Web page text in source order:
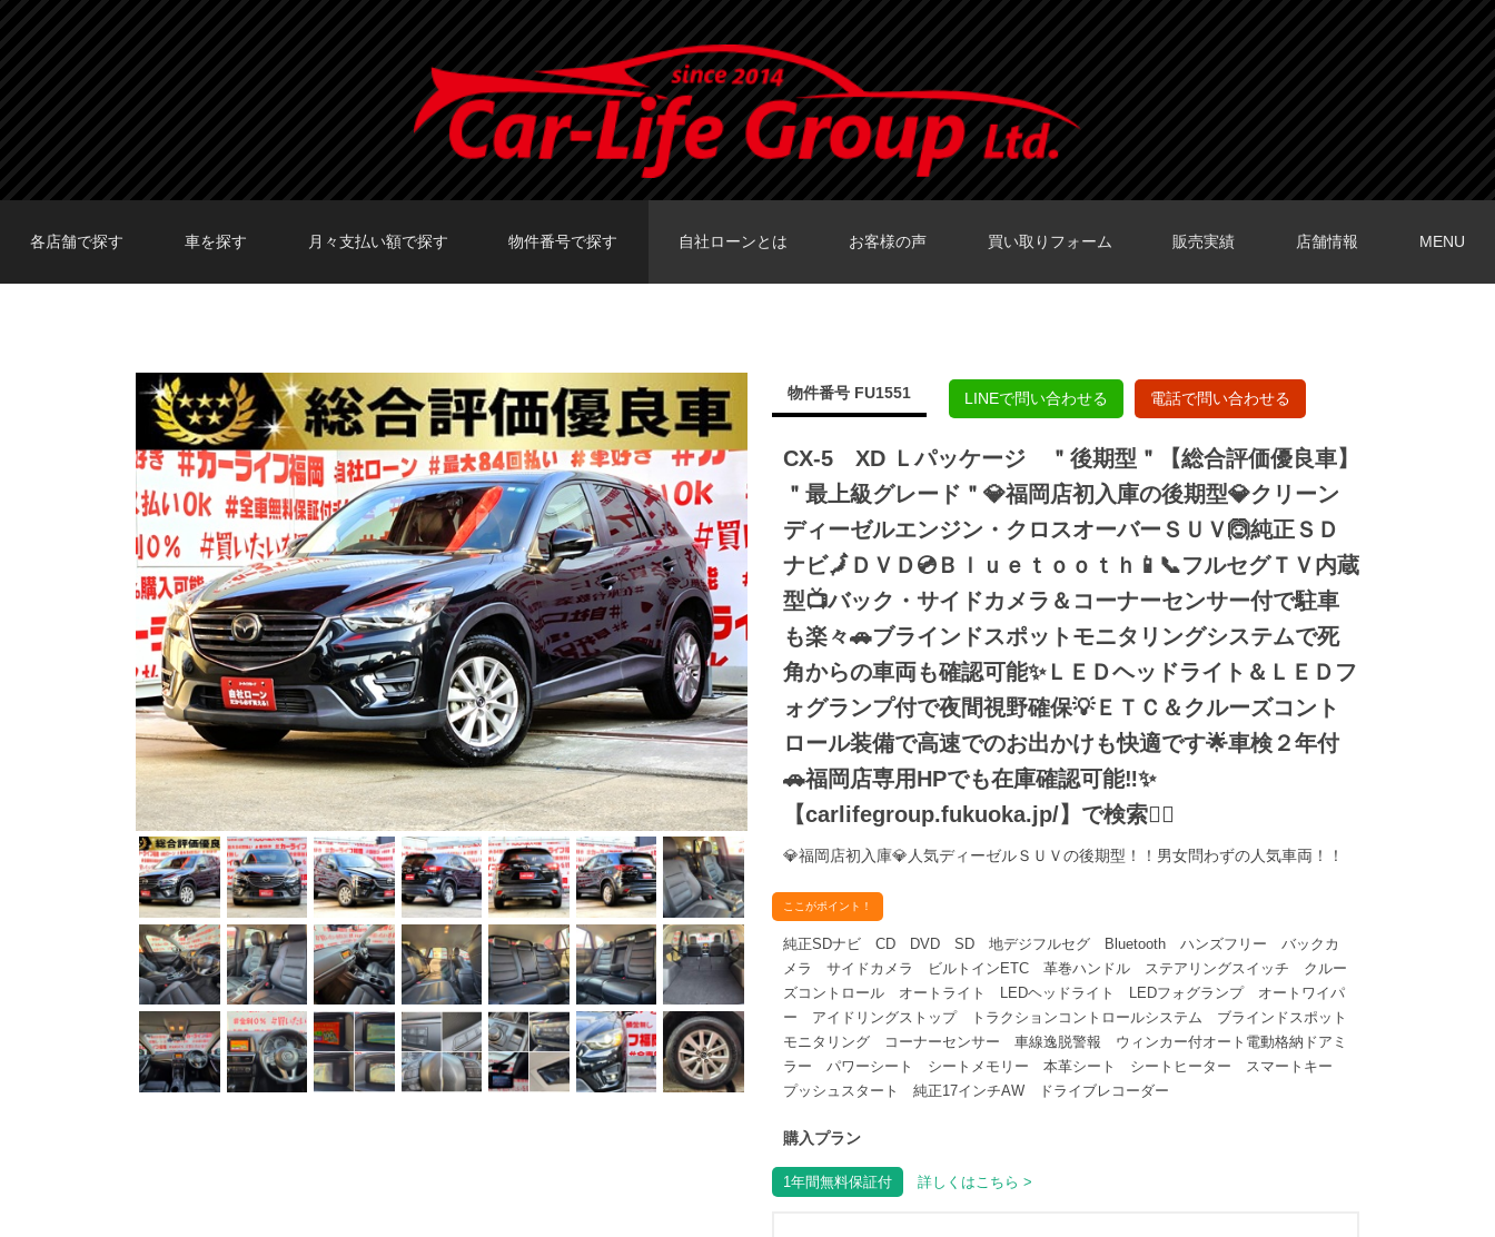
各店舗で探す 車を探す 月々支払い額で探す 物件番号で探す 自社ローンとは お客様の声 買い取りフォーム 販売実績 店舗情報 MENU
物件番号 FU1551 LINEで問い合わせる 電話で問い合わせる
CX-5 XD Ｌパッケージ ＂後期型＂【総合評価優良車】
＂最上級グレード＂💎福岡店初入庫の後期型💎クリーン
ディーゼルエンジン・クロスオーバーＳＵＶ🙆純正ＳＤ
ナビ🗾ＤＶＤ💿Ｂｌｕｅｔｏｏｔｈ📱📞フルセグＴＶ内蔵
型📺バック・サイドカメラ＆コーナーセンサー付で駐車
も楽々🚗ブラインドスポットモニタリングシステムで死
角からの車両も確認可能✨ＬＥＤヘッドライト＆ＬＥＤフ
ォグランプ付で夜間視野確保💡ＥＴＣ＆クルーズコント
ロール装備で高速でのお出かけも快適です🌟車検２年付
🚗福岡店専用HPでも在庫確認可能‼✨
【carlifegroup.fukuoka.jp/】で検索🕵️‍♂️
💎福岡店初入庫💎人気ディーゼルＳＵＶの後期型！！男女問わずの人気車両！！
ここがポイント！
純正SDナビ CD DVD SD 地デジフルセグ Bluetooth ハンズフリー バックカ
メラ サイドカメラ ビルトインETC 革巻ハンドル ステアリングスイッチ クルー
ズコントロール オートライト LEDヘッドライト LEDフォグランプ オートワイパ
ー アイドリングストップ トラクションコントロールシステム ブラインドスポット
モニタリング コーナーセンサー 車線逸脱警報 ウィンカー付オート電動格納ドアミ
ラー パワーシート シートメモリー 本革シート シートヒーター スマートキー
プッシュスタート 純正17インチAW ドライブレコーダー
購入プラン
1年間無料保証付 詳しくはこちら >